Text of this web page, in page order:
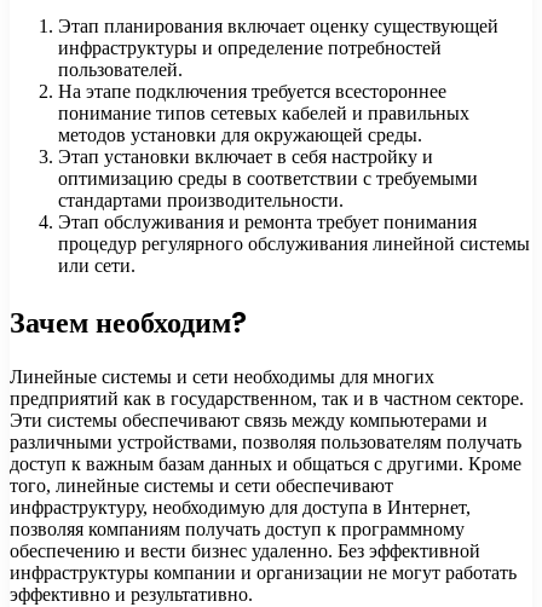
Этап планирования включает оценку существующей
инфраструктуры и определение потребностей
пользователей.
На этапе подключения требуется всестороннее
понимание типов сетевых кабелей и правильных
методов установки для окружающей среды.
Этап установки включает в себя настройку и
оптимизацию среды в соответствии с требуемыми
стандартами производительности.
Этап обслуживания и ремонта требует понимания
процедур регулярного обслуживания линейной системы
или сети.
Зачем необходим?
Линейные системы и сети необходимы для многих
предприятий как в государственном, так и в частном секторе.
Эти системы обеспечивают связь между компьютерами и
различными устройствами, позволяя пользователям получать
доступ к важным базам данных и общаться с другими. Кроме
того, линейные системы и сети обеспечивают
инфраструктуру, необходимую для доступа в Интернет,
позволяя компаниям получать доступ к программному
обеспечению и вести бизнес удаленно. Без эффективной
инфраструктуры компании и организации не могут работать
эффективно и результативно.